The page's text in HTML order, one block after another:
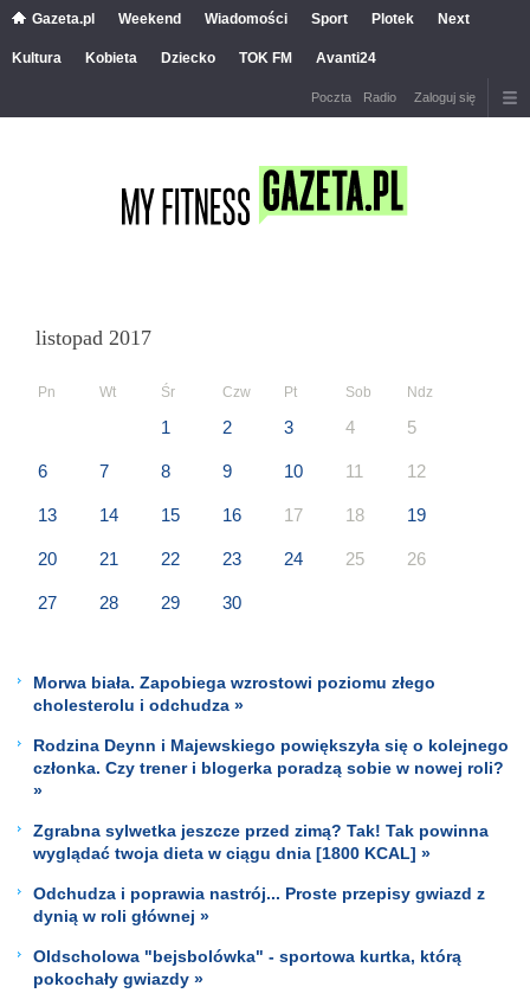
Gazeta.pl Weekend Wiadomości Sport Plotek Next
Kultura Kobieta Dziecko TOK FM Avanti24
Poczta Radio Zaloguj się
listopad 2017
Pn Wt Śr Czw Pt Sob Ndz
1 2 3 4 5
6 7 8 9 10 11 12
13 14 15 16 17 18 19
20 21 22 23 24 25 26
27 28 29 30
Morwa biała. Zapobiega wzrostowi poziomu złego
cholesterolu i odchudza »
Rodzina Deynn i Majewskiego powiększyła się o kolejnego
członka. Czy trener i blogerka poradzą sobie w nowej roli?
»
Zgrabna sylwetka jeszcze przed zimą? Tak! Tak powinna
wyglądać twoja dieta w ciągu dnia [1800 KCAL] »
Odchudza i poprawia nastrój... Proste przepisy gwiazd z
dynią w roli głównej »
Oldscholowa "bejsbolówka" - sportowa kurtka, którą
pokochały gwiazdy »